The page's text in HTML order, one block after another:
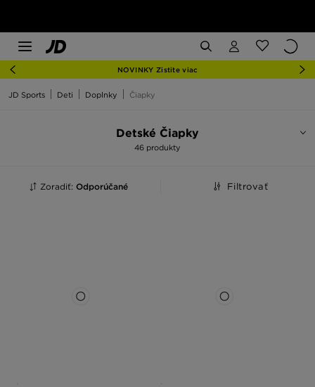
NOVINKY Zistite viac
JD Sports Deti Doplnky Čiapky
Detské Čiapky
46 produkty
Zoradiť: Odporúčané Filtrovať